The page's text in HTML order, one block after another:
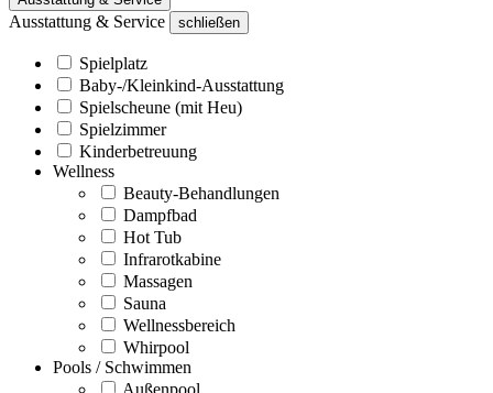
Ausstattung & Service schließen
Spielplatz
Baby-/Kleinkind-Ausstattung
Spielscheune (mit Heu)
Spielzimmer
Kinderbetreuung
Wellness
Beauty-Behandlungen
Dampfbad
Hot Tub
Infrarotkabine
Massagen
Sauna
Wellnessbereich
Whirpool
Pools / Schwimmen